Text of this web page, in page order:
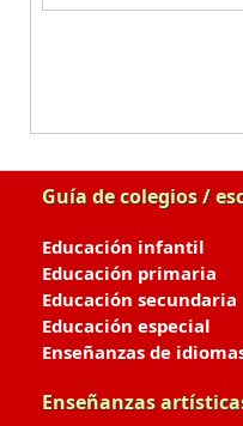
Guía de colegios /
Educación infantil
Educación primaria
Educación secundaria
Educación especial
Enseñanzas de
Enseñanzas